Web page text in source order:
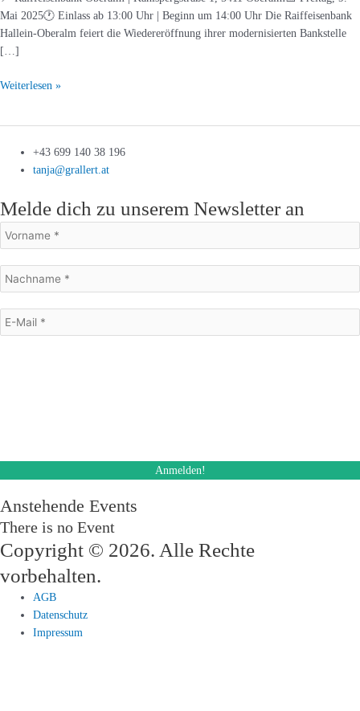
Mai 2025🕐 Einlass ab 13:00 Uhr | Beginn um 14:00 Uhr Die Raiffeisenbank
Hallein-Oberalm feiert die Wiedereröffnung ihrer modernisierten Bankstelle
[…]
Weiterlesen »
+43 699 140 38 196
tanja@grallert.at
Melde dich zu unserem Newsletter an
Anstehende Events
There is no Event
Copyright © 2026. Alle Rechte
vorbehalten.
AGB
Datenschutz
Impressum